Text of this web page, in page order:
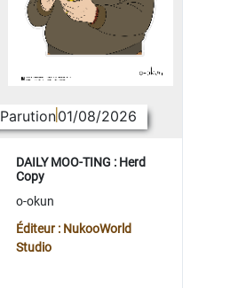
Parution01/08/2026
DAILY MOO-TING : Herd
Copy
o-okun
Éditeur : NukooWorld
Studio